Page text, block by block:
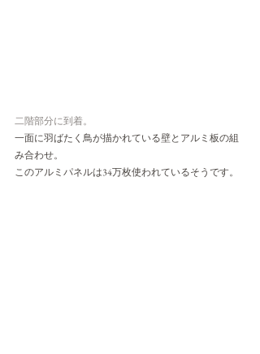
二階部分に到着。
一面に羽ばたく鳥が描かれている壁とアルミ板の組
み合わせ。
このアルミパネルは34万枚使われているそうです。